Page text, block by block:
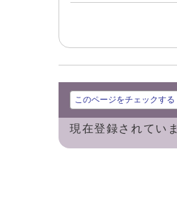
このページをチェックする
現在登録されてい